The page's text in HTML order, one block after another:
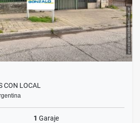
CON LOCAL
1 Garaje